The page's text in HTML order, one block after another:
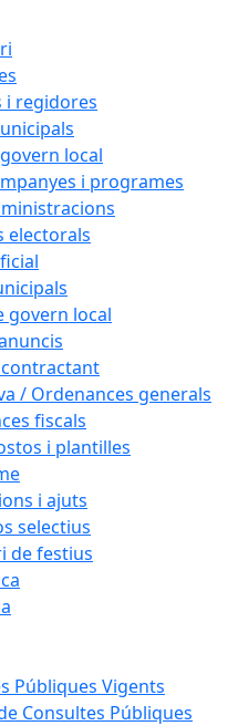
i regidores
local
i programes
electorals
govern local
/ Ordenances generals
fiscals
i plantilles
i ajuts
selectius
de festius
Públiques Vigents
Consultes Públiques